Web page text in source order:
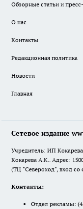
Обзорные статьи и
О нас
Контакты
Редакционная политика
Новости
Главная
Сетевое издание
Учредитель: ИП
Кокарева А.К.. Адрес:
(ТЦ "Североход", вход
Контакты:
Отдел рекламы: